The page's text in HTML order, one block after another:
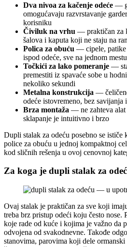
Dva nivoa za kačenje odeće —
omogućavaju razvrstavanje
korisniku
Čiviluk na vrhu — praktičan za
šalova i kaputa koji ne staju na
Polica za obuću — cipele, patike
ispod odeće, sve na jednom mestu
Točkići za lako pomeranje —
premestiti iz spavaće sobe u
nekoliko sekundi
Metalna konstrukcija —
odeće istovremeno, bez savijanja
Brza montaža — ne zahteva alat
sklapanje je intuitivno i brzo
Dupli stalak za odeću posebno se
police za obuću u jednoj kompaktnoj
kod sličnih rešenja u ovoj cenovnoj
Za koga je dupli stalak za
Ovaj stalak je praktičan za sve koji
treba brz pristup odeći koju često nose.
koje rade od kuće i kojima je važno da
odvojena od svakodnevne. Takođe
stanovima, parovima koji dele